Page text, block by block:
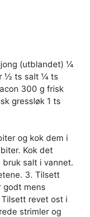
(utblandet) ¼
½ ts salt ¼ ts
300 g frisk
gressløk 1 ts
og kok dem i
Kok det
bruk salt i vannet.
3. Tilsett
godt mens
revet ost i
strimler og